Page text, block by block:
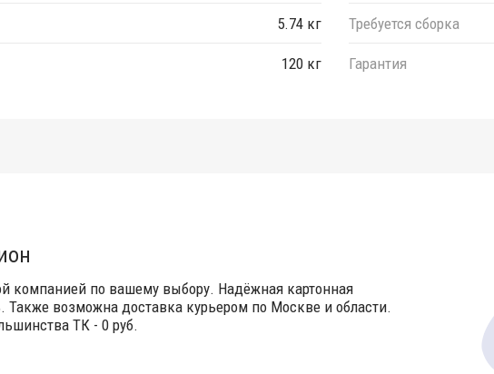
5.74 кг
120 кг
Требуется сборка
Гарантия
компанией по вашему выбору. Надёжная картонная
Также возможна доставка курьером по Москве и области.
ТК - 0 руб.